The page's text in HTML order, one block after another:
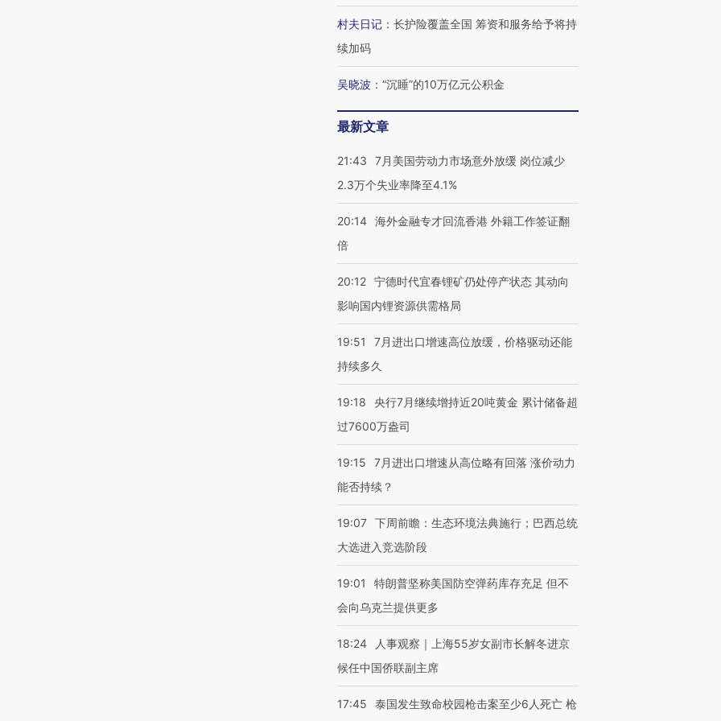
村夫日记 ： 长护险覆盖全国 筹资和服务给予将持
续加码
吴晓波 ： “沉睡”的10万亿元公积金
最新文章
21:43
7月美国劳动力市场意外放缓 岗位减少
2.3万个失业率降至4.1%
20:14 海外金融专才回流香港 外籍工作签证翻
倍
20:12 宁德时代宜春锂矿仍处停产状态 其动向
影响国内锂资源供需格局
19:51
7月进出口增速高位放缓，价格驱动还能
持续多久
19:18
央行7月继续增持近20吨黄金 累计储备超
过7600万盎司
19:15
7月进出口增速从高位略有回落 涨价动力
能否持续？
19:07 下周前瞻：生态环境法典施行；巴西总统
大选进入竞选阶段
19:01
特朗普坚称美国防空弹药库存充足 但不
会向乌克兰提供更多
18:24
人事观察｜上海55岁女副市长解冬进京
候任中国侨联副主席
17:45 泰国发生致命校园枪击案至少6人死亡 枪